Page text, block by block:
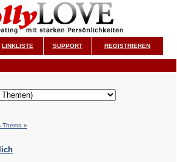
LINKLISTE SUPPORT REGISTRIEREN
Thema »